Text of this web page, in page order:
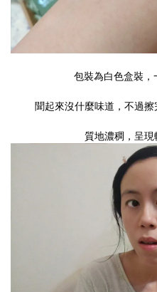
包裝為白色盒裝，
聞起來沒什麼味道，不過擦
質地濃稠，呈現